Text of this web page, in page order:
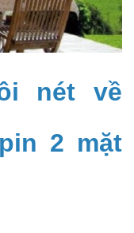
nét về
2 mặt